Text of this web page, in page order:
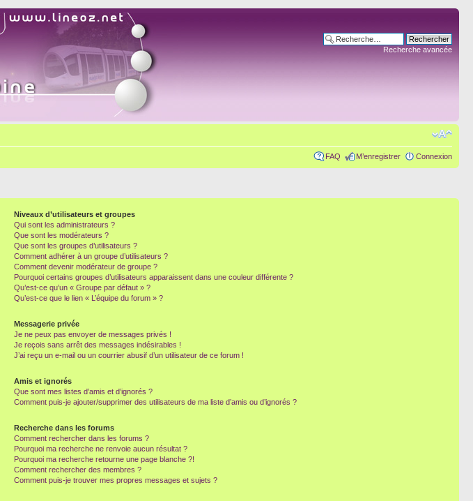
Recherche avancée
FAQ M’enregistrer Connexion
Niveaux d’utilisateurs et groupes
Qui sont les administrateurs ?
Que sont les modérateurs ?
Que sont les groupes d’utilisateurs ?
Comment adhérer à un groupe d’utilisateurs ?
Comment devenir modérateur de groupe ?
Pourquoi certains groupes d’utilisateurs apparaissent dans une couleur différente ?
Qu’est-ce qu’un « Groupe par défaut » ?
Qu’est-ce que le lien « L’équipe du forum » ?
Messagerie privée
Je ne peux pas envoyer de messages privés !
Je reçois sans arrêt des messages indésirables !
J’ai reçu un e-mail ou un courrier abusif d’un utilisateur de ce forum !
Amis et ignorés
Que sont mes listes d’amis et d’ignorés ?
Comment puis-je ajouter/supprimer des utilisateurs de ma liste d’amis ou d’ignorés ?
Recherche dans les forums
Comment rechercher dans les forums ?
Pourquoi ma recherche ne renvoie aucun résultat ?
Pourquoi ma recherche retourne une page blanche ?!
Comment rechercher des membres ?
Comment puis-je trouver mes propres messages et sujets ?